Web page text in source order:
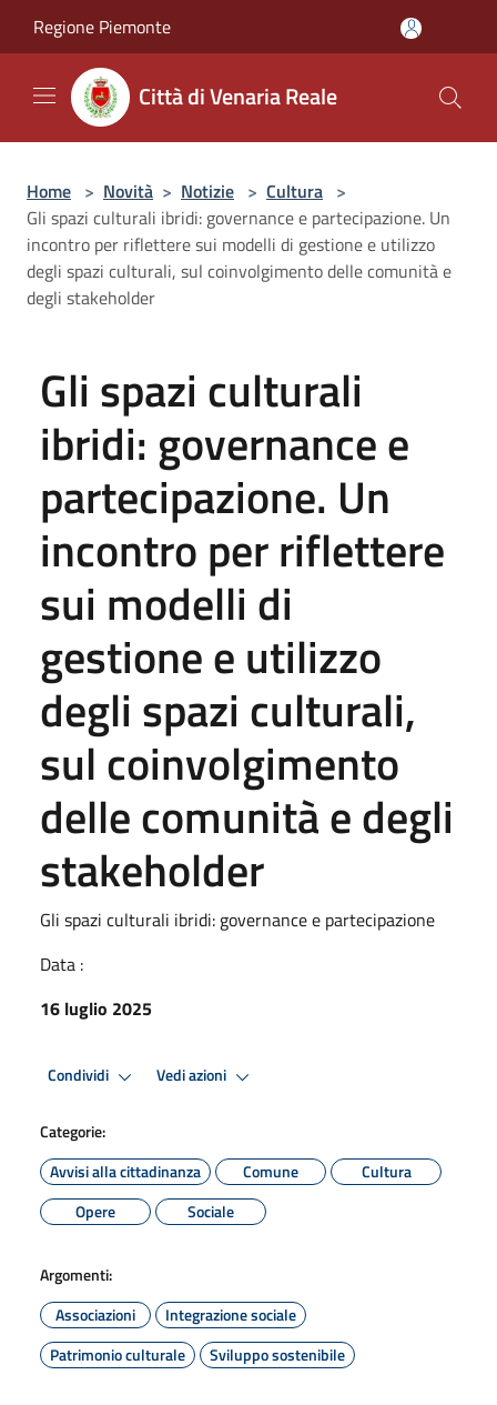
Regione Piemonte
Città di Venaria Reale
Home > Novità > Notizie > Cultura >
Gli spazi culturali ibridi: governance e partecipazione. Un
incontro per riflettere sui modelli di gestione e utilizzo
degli spazi culturali, sul coinvolgimento delle comunità e
degli stakeholder
Gli spazi culturali
ibridi: governance e
partecipazione. Un
incontro per riflettere
sui modelli di
gestione e utilizzo
degli spazi culturali,
sul coinvolgimento
delle comunità e degli
stakeholder
Gli spazi culturali ibridi: governance e partecipazione
Data :
16 luglio 2025
Condividi Vedi azioni
Categorie:
Avvisi alla cittadinanza
Comune
Cultura
Opere
Sociale
Argomenti:
Associazioni
Integrazione sociale
Patrimonio culturale
Sviluppo sostenibile